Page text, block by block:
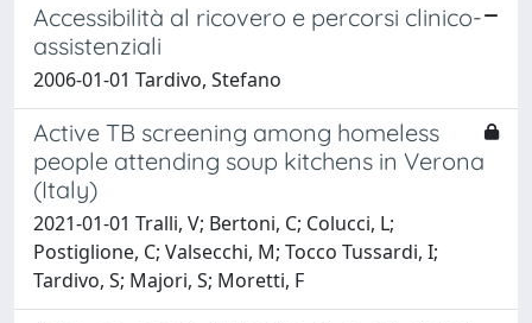
Accessibilità al ricovero e percorsi clinico-
assistenziali
2006-01-01 Tardivo, Stefano
Active TB screening among homeless
people attending soup kitchens in Verona
(Italy)
2021-01-01 Tralli, V; Bertoni, C; Colucci, L;
Postiglione, C; Valsecchi, M; Tocco Tussardi, I;
Tardivo, S; Majori, S; Moretti, F